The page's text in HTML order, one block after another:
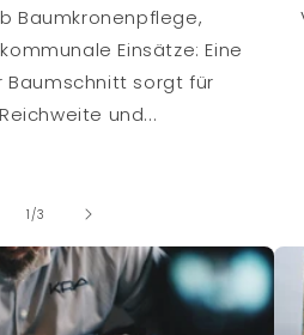
Baumkronenpflege,
Einsätze: Eine
Baumschnitt sorgt für
und...
1 /von
3